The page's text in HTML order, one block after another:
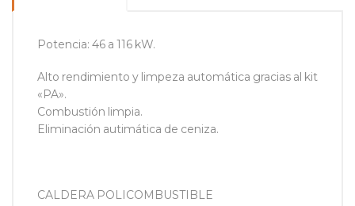
Potencia: 46 a 116 kW.
Alto rendimiento y limpeza automática gracias al kit
«PA».
Combustión limpia.
Eliminación autimática de ceniza.
CALDERA POLICOMBUSTIBLE